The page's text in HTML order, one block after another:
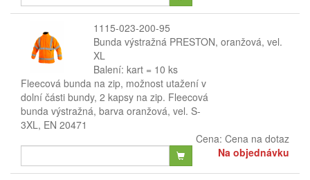
1115-023-200-95
Bunda výstražná PRESTON, oranžová, vel.
XL
Balení: kart = 10 ks
Fleecová bunda na zip, možnost utažení v
dolní části bundy, 2 kapsy na zip. Fleecová
bunda výstražná, barva oranžová, vel. S-
3XL, EN 20471
Cena: Cena na dotaz
Na objednávku